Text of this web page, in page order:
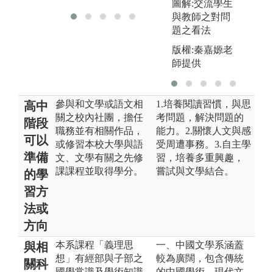
圖解:交流學生
與教師之對問
題之看法
版權:秦嘉嫄老
師提供
高中
階段
可以
準備
的學
習方
法或
方向
參與和文學或語文相
關之校內社團，擔任
職務並有相關作品，
或修習本校大學與語
文、文學有關之先修
課課程並取得學分。
1.培養閱讀習慣，與思
考問題，解決問題的
能力。2.關懷人文與感
受周遭事務。3.自主學
習，培養多重興趣，
嘗試與文學結合。
與相
關科
本系課程「義理思
想」有經部與子部之
一、中國文學系涵蓋
較為廣闊，包含傳統